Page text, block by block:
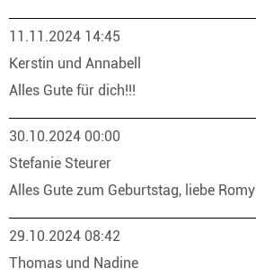
11.11.2024 14:45
Kerstin und Annabell
Alles Gute für dich!!!
30.10.2024 00:00
Stefanie Steurer
Alles Gute zum Geburtstag, liebe Romy
29.10.2024 08:42
Thomas und Nadine